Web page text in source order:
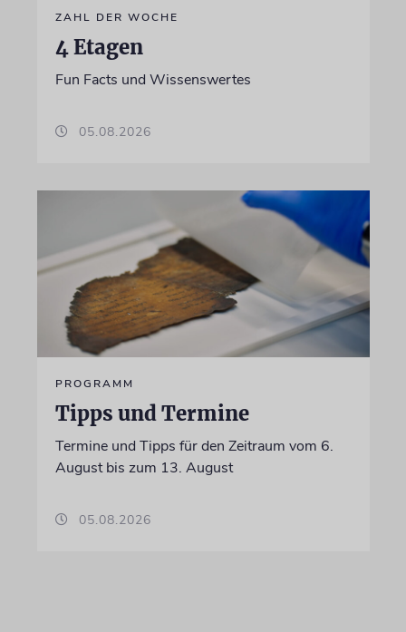
ZAHL DER WOCHE
4 Etagen
Fun Facts und Wissenswertes
05.08.2026
PROGRAMM
Tipps und Termine
Termine und Tipps für den Zeitraum vom 6.
August bis zum 13. August
05.08.2026